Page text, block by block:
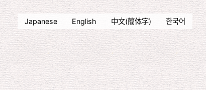
Japanese English 中文(簡体字) 한국어